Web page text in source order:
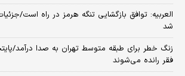
شد
زنگ خطر برای طبقه متوسط تهران به صدا درآمد/
فقر رانده می‌شوند